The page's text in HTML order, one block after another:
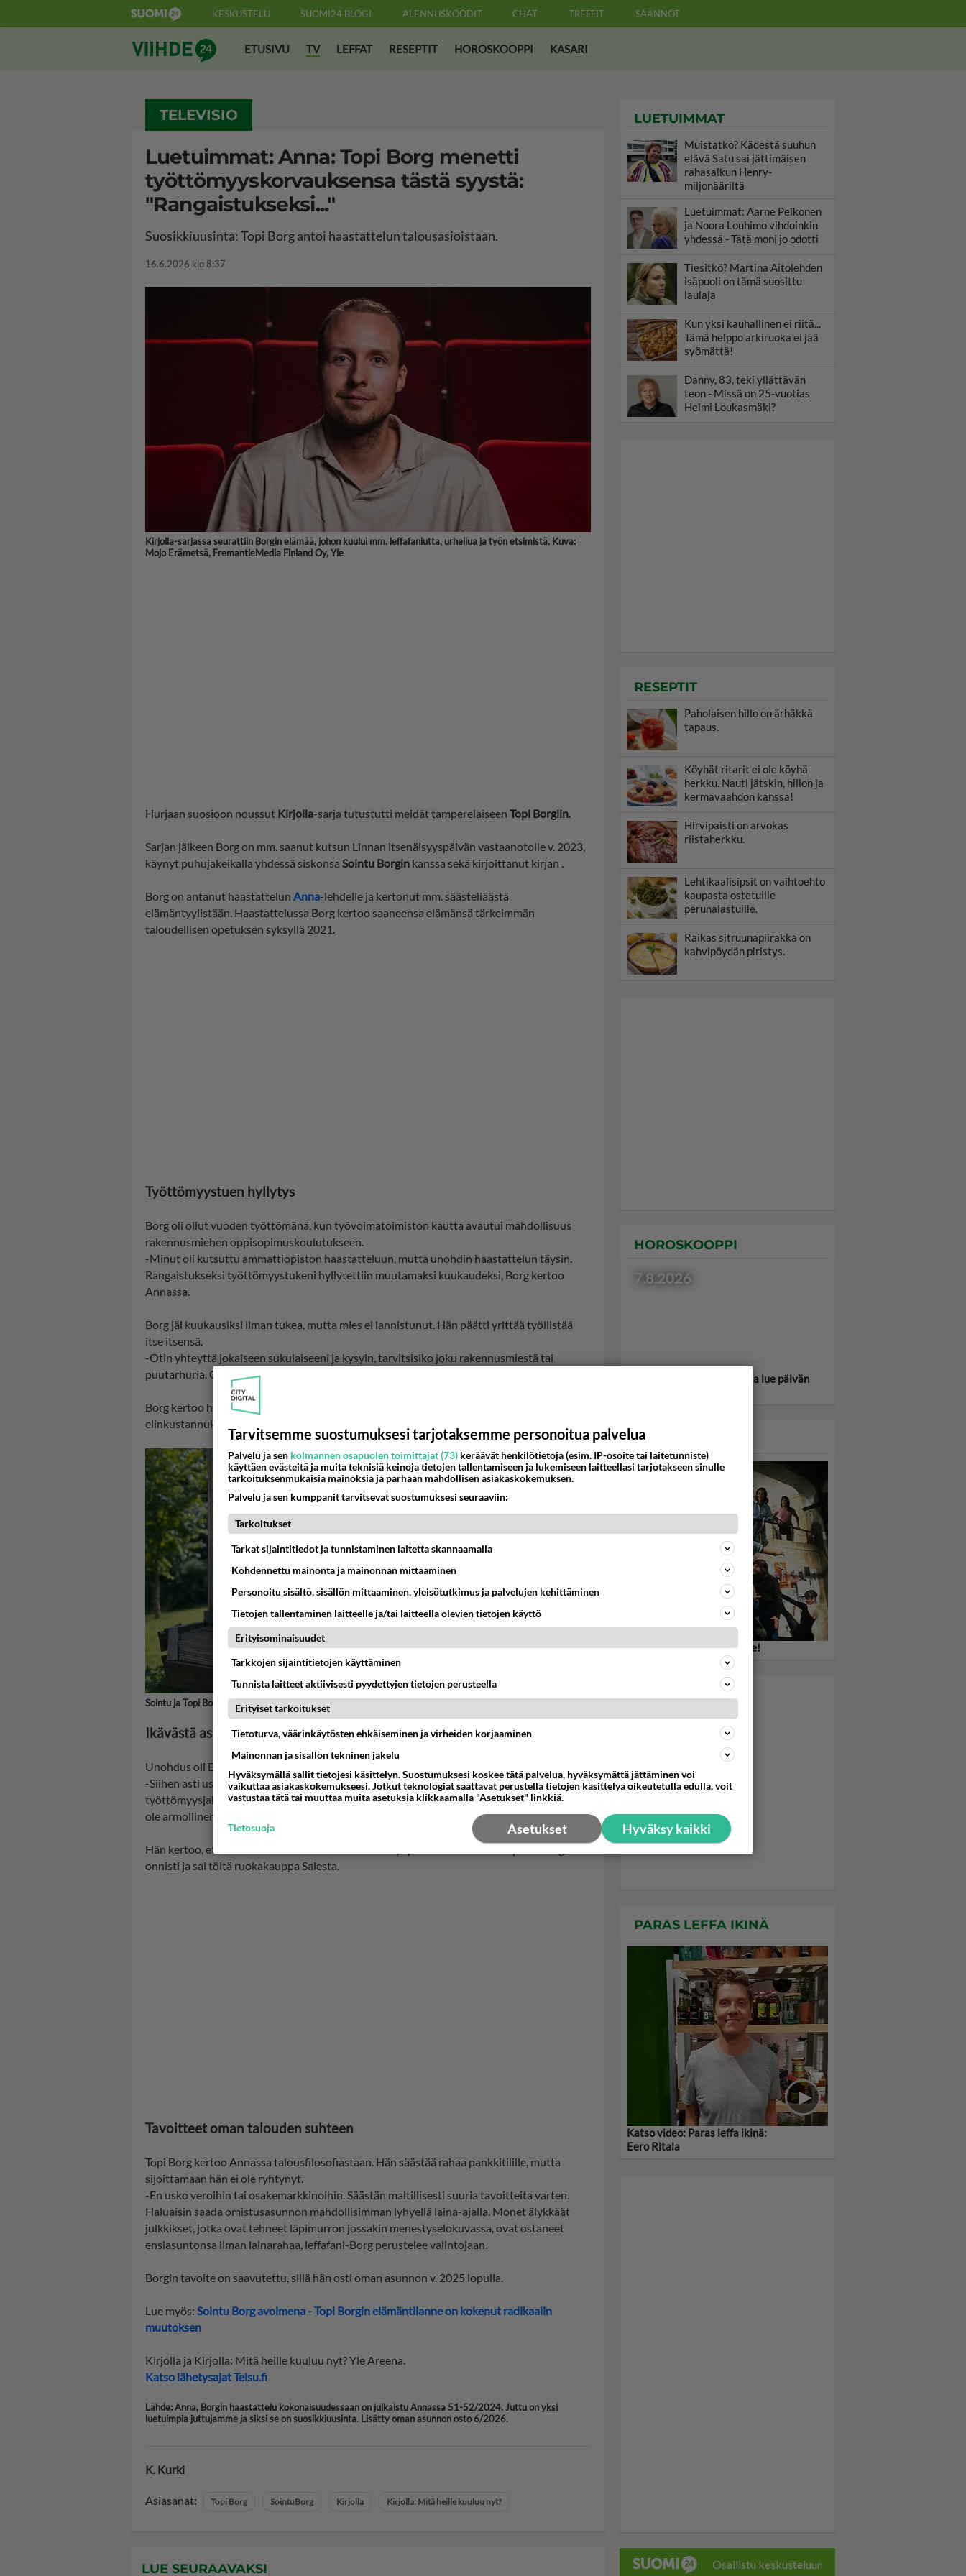
KESKUSTELU SUOMI24 BLOGI ALENNUSKOODIT CHAT TREFFIT SÄÄNNÖT
Suomi24 ViihdeETUSIVU TV LEFFAT RESEPTIT HOROSKOOPPI KASARI
TELEVISIO
Luetuimmat: Anna: Topi Borg menetti
työttömyyskorvauksensa tästä syystä:
"Rangaistukseksi..."
Suosikkiuusinta: Topi Borg antoi haastattelun talousasioistaan.
16.6.2026 klo 8:37
Kirjolla-sarjassa seurattiin Borgin elämää, johon kuului mm. leffafaniutta, urheilua ja työn etsimistä. Kuva:
Mojo Erämetsä, FremantleMedia Finland Oy, Yle
Hurjaan suosioon noussut Kirjolla-sarja tutustutti meidät tamperelaiseen Topi Borgiin.
Sarjan jälkeen Borg on mm. saanut kutsun Linnan itsenäisyyspäivän vastaanotolle v. 2023,
käynyt puhujakeikalla yhdessä siskonsa Sointu Borgin kanssa sekä kirjoittanut kirjan .
Borg on antanut haastattelun Anna-lehdelle ja kertonut mm. säästeliäästä
elämäntyylistään. Haastattelussa Borg kertoo saaneensa elämänsä tärkeimmän
taloudellisen opetuksen syksyllä 2021.
Työttömyystuen hyllytys
Borg oli ollut vuoden työttömänä, kun työvoimatoimiston kautta avautui mahdollisuus
rakennusmiehen oppisopimuskoulutukseen.
-Minut oli kutsuttu ammattiopiston haastatteluun, mutta unohdin haastattelun täysin.
Rangaistukseksi työttömyystukeni hyllytettiin muutamaksi kuukaudeksi, Borg kertoo
Annassa.
Borg jäi kuukausiksi ilman tukea, mutta mies ei lannistunut. Hän päätti yrittää työllistää
itse itsensä.
-Otin yhteyttä jokaiseen sukulaiseeni ja kysyin, tarvitsisiko joku rakennusmiestä tai
puutarhuria. Onneksi kahdella sukulaisella oli remontti kesken ja pääsin auttamaan heitä.
Borg kertoo haastattelussa, että sai töitä pihahommissa. Sen ansiosta hän selviytyi omista
elinkustannuksista ja vuokrasta, eikä joutunut lainaamaan rahaa vanhemmilta.
Sointu ja Topi Borg Kirjolla-sarjassa. Kuva: Yle
Ikävästä asiasta seurasi hyvää
Unohdus oli Borgin mukaan yksi parhaista hänelle sattuneista asioista.
-Siihen asti uskoin, että pystyisin pärjäämään systeemin tuella ja käyttämään
työttömyysjakson työhakemusten tekemiseen rennolla otteella. Systeemi ei kuitenkaan
ole armollinen, vaan sillä on rajansa.
Hän kertoo, että tuo oivallus kasvatti intoa uuden työpaikan etsimiseen. Lopulta Borgia
onnisti ja sai töitä ruokakauppa Salesta.
Tavoitteet oman talouden suhteen
Topi Borg kertoo Annassa talousfilosofiastaan. Hän säästää rahaa pankkitilille, mutta
sijoittamaan hän ei ole ryhtynyt.
-En usko veroihin tai osakemarkkinoihin. Säästän maltillisesti suuria tavoitteita varten.
Haluaisin saada omistusasunnon mahdollisimman lyhyellä laina-ajalla. Monet älykkäät
julkkikset, jotka ovat tehneet läpimurron jossakin menestyselokuvassa, ovat ostaneet
ensiasuntonsa ilman lainarahaa, leffafani-Borg perustelee valintojaan.
Borgin tavoite on saavutettu, sillä hän osti oman asunnon v. 2025 lopulla.
Lue myös: Sointu Borg avoimena - Topi Borgin elämäntilanne on kokenut radikaalin
muutoksen
Kirjolla ja Kirjolla: Mitä heille kuuluu nyt? Yle Areena.
Katso lähetysajat Telsu.fi
Lähde: Anna, Borgin haastattelu kokonaisuudessaan on julkaistu Annassa 51-52/2024. Juttu on yksi
luetuimpia juttujamme ja siksi se on suosikkiuusinta. Lisätty oman asunnon osto 6/2026.
K. Kurki
Asiasanat: Topi Borg SointuBorg Kirjolla Kirjolla: Mitä heille kuuluu nyt?
LUE SEURAAVAKSI
LUETUIMMAT
Muistatko? Kädestä suuhun
elävä Satu sai jättimäisen
rahasalkun Henry-
miljonääriltä
Luetuimmat: Aarne Pelkonen
ja Noora Louhimo vihdoinkin
yhdessä - Tätä moni jo odotti
Tiesitkö? Martina Aitolehden
isäpuoli on tämä suosittu
laulaja
Kun yksi kauhallinen ei riitä...
Tämä helppo arkiruoka ei jää
syömättä!
Danny, 83, teki yllättävän
teon - Missä on 25-vuotias
Helmi Loukasmäki?
RESEPTIT
Paholaisen hillo on ärhäkkä
tapaus.
Köyhät ritarit ei ole köyhä
herkku. Nauti jätskin, hillon ja
kermavaahdon kanssa!
Hirvipaisti on arvokas
riistaherkku.
Lehtikaalisipsit on vaihtoehto
kaupasta ostetuille
perunalastuille.
Raikas sitruunapiirakka on
kahvipöydän piristys.
HOROSKOOPPI
7.8.2026
Valitse oma tähtimerkkisi ja lue päivän
KASARI
Remember my name - Fame!
PARAS LEFFA IKINÄ
Katso video: Paras leffa ikinä:
Eero Ritala
Tarvitsemme suostumuksesi tarjotaksemme personoitua palvelua
Palvelu ja sen kolmannen osapuolen toimittajat (73) keräävät henkilötietoja (esim. IP-osoite tai laitetunniste)
käyttäen evästeitä ja muita teknisiä keinoja tietojen tallentamiseen ja lukemiseen laitteellasi tarjotakseen sinulle
tarkoituksenmukaisia mainoksia ja parhaan mahdollisen asiakaskokemuksen.
Palvelu ja sen kumppanit tarvitsevat suostumuksesi seuraaviin:
Tarkoitukset
Tarkat sijaintitiedot ja tunnistaminen laitetta skannaamalla
Kohdennettu mainonta ja mainonnan mittaaminen
Personoitu sisältö, sisällön mittaaminen, yleisötutkimus ja palvelujen kehittäminen
Tietojen tallentaminen laitteelle ja/tai laitteella olevien tietojen käyttö
Erityisominaisuudet
Tarkkojen sijaintitietojen käyttäminen
Tunnista laitteet aktiivisesti pyydettyjen tietojen perusteella
Erityiset tarkoitukset
Tietoturva, väärinkäytösten ehkäiseminen ja virheiden korjaaminen
Mainonnan ja sisällön tekninen jakelu
Hyväksymällä sallit tietojesi käsittelyn. Suostumuksesi koskee tätä palvelua, hyväksymättä jättäminen voi
vaikuttaa asiakaskokemukseesi. Jotkut teknologiat saattavat perustella tietojen käsittelyä oikeutetulla edulla, voit
vastustaa tätä tai muuttaa muita asetuksia klikkaamalla "Asetukset" linkkiä.
Hyväksy kaikki
Asetukset
Tietosuoja